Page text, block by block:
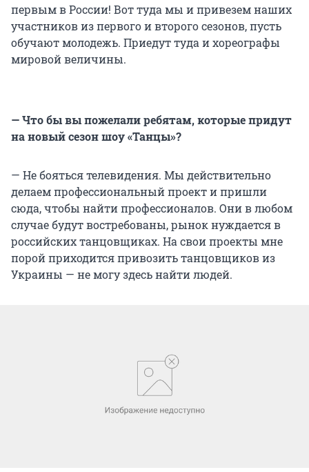
первым в России! Вот туда мы и привезем наших
участников из первого и второго сезонов, пусть
обучают молодежь. Приедут туда и хореографы
мировой величины.
— Что бы вы пожелали ребятам, которые придут
на новый сезон шоу «Танцы»?
— Не бояться телевидения. Мы действительно
делаем профессиональный проект и пришли
сюда, чтобы найти профессионалов. Они в любом
случае будут востребованы, рынок нуждается в
российских танцовщиках. На свои проекты мне
порой приходится привозить танцовщиков из
Украины — не могу здесь найти людей.